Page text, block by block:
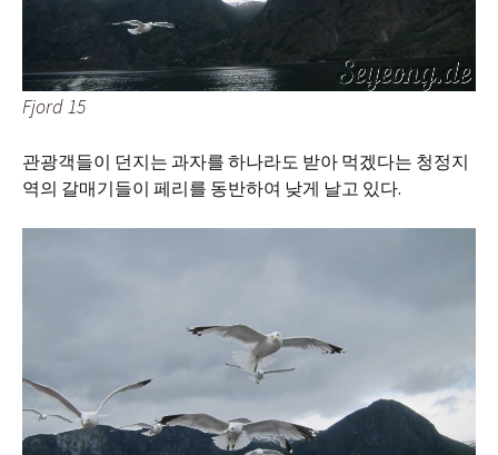
Fjord 15
관광객들이 던지는 과자를 하나라도 받아 먹겠다는 청정지
역의 갈매기들이 페리를 동반하여 낮게 날고 있다.